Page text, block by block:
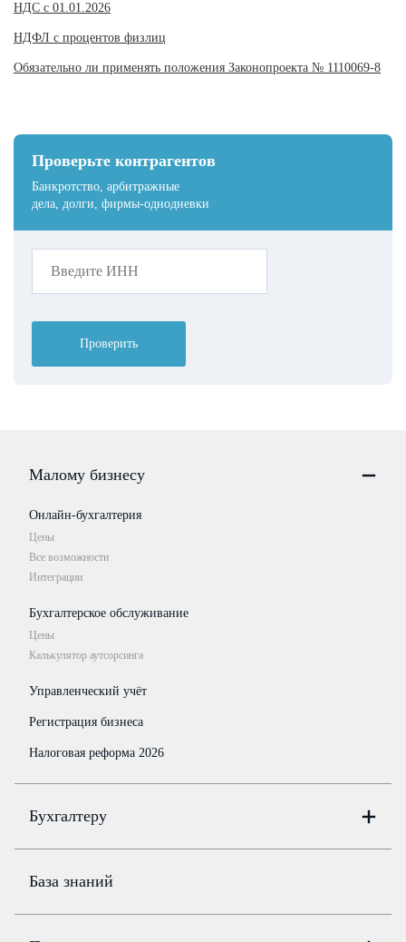
Проверьте контрагентов
Банкротство, арбитражные
дела, долги, фирмы-однодневки
Проверить
НДС с 01.01.2026
НДФЛ с процентов физлиц
Обязательно ли применять положения Законопроекта № 1110069-8
Малому бизнесу
Онлайн-бухгалтерия
Цены
Все возможности
Интеграции
Бухгалтерское обслуживание
Цены
Калькулятор аутсорсинга
Управленческий учёт
Регистрация бизнеса
Налоговая реформа 2026
Бухгалтеру
Цены
Бюро
База знаний